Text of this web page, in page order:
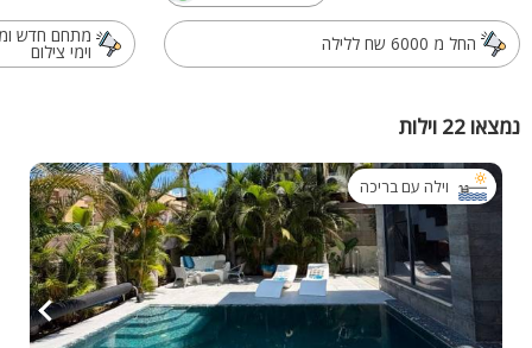
החל מ 6000 שח ללילה מתחם חדש
וימי צילום
נמצאו 22 וילות
וילה עם בריכה